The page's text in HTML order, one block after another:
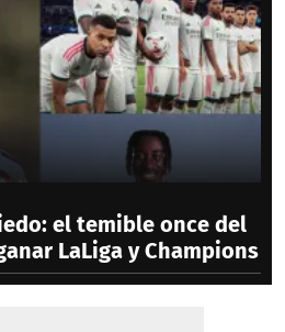
el temible once del
LaLiga y Champions